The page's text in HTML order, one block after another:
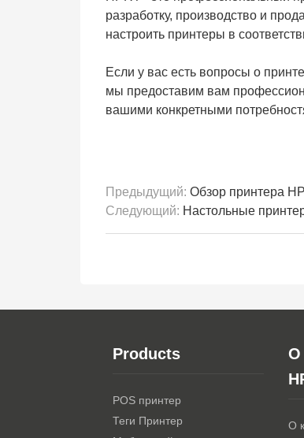
разработку, производство и
настроить принтеры в
Если у вас есть вопросы о
мы предоставим вам
вашими конкретными
Предыдущий: Обзор принтера
Следующий: Настольные
Products
POS принтер
Теги Принтер
О
О